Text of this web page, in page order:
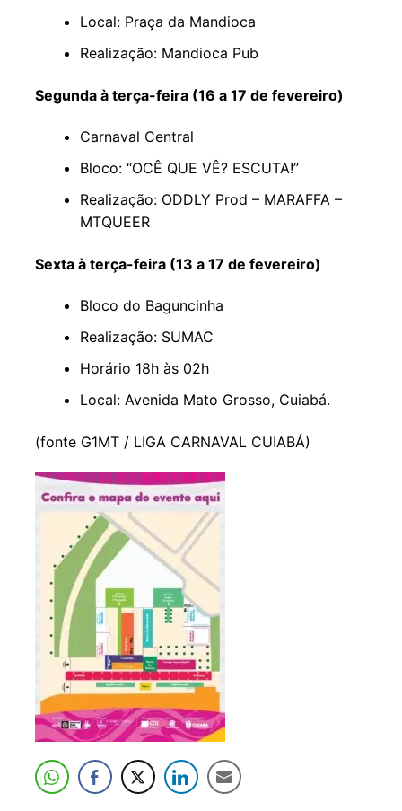
Local: Praça da Mandioca
Realização: Mandioca Pub
Segunda à terça-feira (16 a 17 de fevereiro)
Carnaval Central
Bloco: “OCÊ QUE VÊ? ESCUTA!”
Realização: ODDLY Prod – MARAFFA –
MTQUEER
Sexta à terça-feira (13 a 17 de fevereiro)
Bloco do Baguncinha
Realização: SUMAC
Horário 18h às 02h
Local: Avenida Mato Grosso, Cuiabá.
(fonte G1MT / LIGA CARNAVAL CUIABÁ)